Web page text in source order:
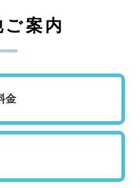
案内
金